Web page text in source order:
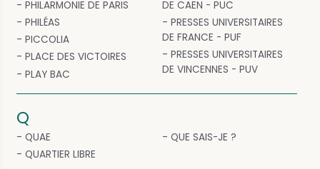
PHILARMONIE DE PARIS
PHILÉAS
PICCOLIA
PLACE DES VICTOIRES
PLAY BAC
DE CAEN - PUC
PRESSES UNIVERSITAIRES
DE FRANCE - PUF
PRESSES UNIVERSITAIRES
DE VINCENNES - PUV
Q
QUAE
QUARTIER LIBRE
QUE SAIS-JE ?